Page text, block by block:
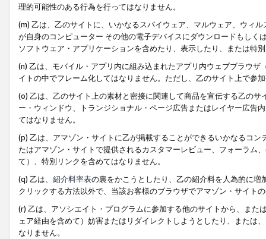
理的可能性のある行為を行ってはなりません。
(m) 乙は、乙のサイトに、いかなるスパイウェア、マルウェア、ウィ
が自身のコンピューター その他の電子デバイスにダウンロードもし
ソフトウェア・アプリケーションを含めたり、表示したり、または特
(n) 乙は、モバイル・アプリ内に組み込まれたアプリ内ウェブブラウ
イトの中でフレーム化してはなりません。ただし、乙のサイト上で参
(o) 乙は、乙のサイト上の素材と密接に関連して商品を宣伝する乙の
ー・ウィンドウ、トランジショナル・ページ広告またはレイヤー広告
てはなりません。
(p) 乙は、アマゾン・サイトに乙が掲載することができるいかなるコ
たはアマゾン・サイトで提供されるカスタマーレビュー、フォーラム
て）、特別リンクを含めてはなりません。
(q) 乙は、 紹介料率表の裏をかこうとしたり、乙の紹介料を人為的に
クリックする方法以外で、当該お客様のブラウザでアマゾン・サイト
(r) 乙は、アソシエイト・プログラムに参加する他のサイトから、ま
ェア経由を含めて）妨害またはリダイレクトしようとしたり、または
なりません。